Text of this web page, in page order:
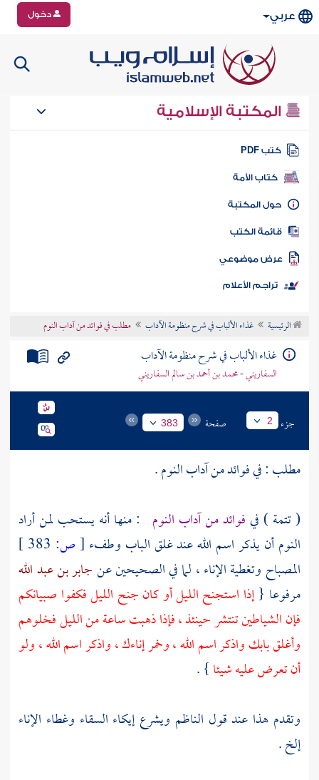
عربي دخول
المكتبة الإسلامية
كتب PDF
كتاب الأمة
المكتبة
الكتب
موضوعي
تراجم الأعلام
الرئيسية غذاء الألباب في شرح منظومة الآداب مطلب في فوائد من آداب النوم
غذاء الألباب في شرح منظومة الآداب
السفاريني - محمد بن أحمد بن سالم السفاريني
جزء 2 صفحة 383
مطلب : في فوائد من آداب النوم .
( تتمة ) فيفوائد من آداب النوم : منها أنه يستحب لمن أراد
النوم أن يذكر اسم الله عند غلق الباب وطفء [ص:
المصباح وتغطية الإناء ، لما في الصحيحين عنجابر بن عبد الله
مرفوعا {إذا استجنح الليل أو كان جنح الليل فكفوا صبيانكم
فإن الشياطين تنتشر حينئذ ، فإذا ذهبت ساعة من الليل فخلوهم
وأغلق بابك واذكر اسم الله ، وخمر إناءك ، واذكر اسم الله ، ولو
أن تعرض عليه شيئا} .
وتقدم هذا عند قول الناظم ويشرع إيكاء السقاء وغطاء الإناء
إلخ .